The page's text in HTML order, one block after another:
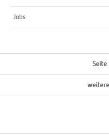
Jobs
Seite